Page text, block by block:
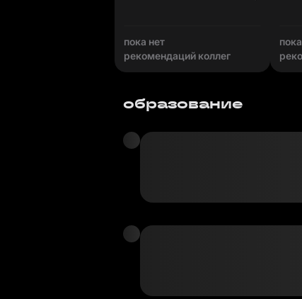
пока нет
рекомендаций коллег
образование